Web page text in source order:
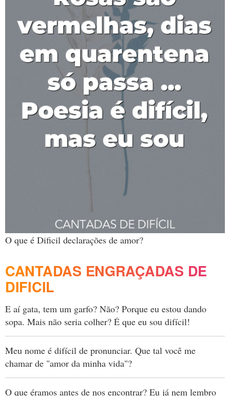
O que é Dificil declarações de amor?
CANTADAS ENGRAÇADAS DE
DIFICIL
E aí gata, tem um garfo? Não? Porque eu estou dando
sopa. Mais não seria colher? É que eu sou difícil!
Meu nome é difícil de pronunciar. Que tal você me
chamar de "amor da minha vida"?
O que éramos antes de nos encontrar? Eu já nem lembro